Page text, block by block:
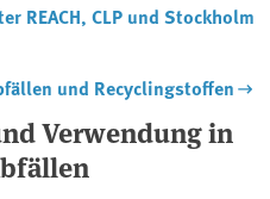
REACH, CLP und Stockholm
und Recyclingstoffen
Verwendung in